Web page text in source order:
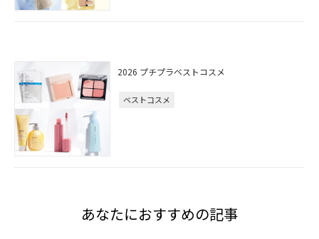
2026 プチプラベストコスメ
ベストコスメ
あなたにおすすめの記事